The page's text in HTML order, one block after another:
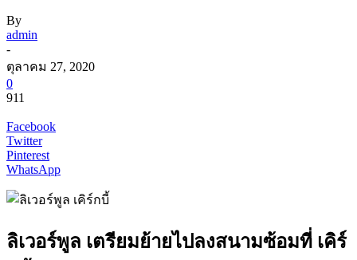
By
admin
-
ตุลาคม 27, 2020
0
911
Facebook
Twitter
Pinterest
WhatsApp
ลิเวอร์พูล เตรียมย้ายไปลงสนามซ้อมที่ เคิร์